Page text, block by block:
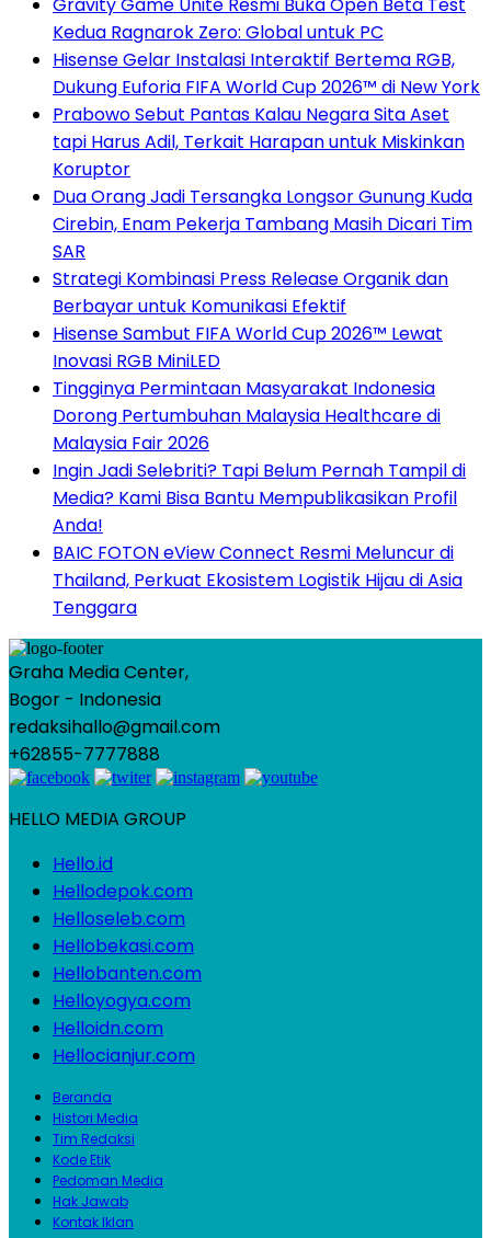
Gravity Game Unite Resmi Buka Open Beta Test
Kedua Ragnarok Zero: Global untuk PC
Hisense Gelar Instalasi Interaktif Bertema RGB,
Dukung Euforia FIFA World Cup 2026™ di New York
Prabowo Sebut Pantas Kalau Negara Sita Aset
tapi Harus Adil, Terkait Harapan untuk Miskinkan
Koruptor
Dua Orang Jadi Tersangka Longsor Gunung Kuda
Cirebin, Enam Pekerja Tambang Masih Dicari Tim
SAR
Strategi Kombinasi Press Release Organik dan
Berbayar untuk Komunikasi Efektif
Hisense Sambut FIFA World Cup 2026™ Lewat
Inovasi RGB MiniLED
Tingginya Permintaan Masyarakat Indonesia
Dorong Pertumbuhan Malaysia Healthcare di
Malaysia Fair 2026
Ingin Jadi Selebriti? Tapi Belum Pernah Tampil di
Media? Kami Bisa Bantu Mempublikasikan Profil
Anda!
BAIC FOTON eView Connect Resmi Meluncur di
Thailand, Perkuat Ekosistem Logistik Hijau di Asia
Tenggara
Graha Media Center,
Bogor - Indonesia
redaksihallo@gmail.com
+62855-7777888
HELLO MEDIA GROUP
Hello.id
Hellodepok.com
Helloseleb.com
Hellobekasi.com
Hellobanten.com
Helloyogya.com
Helloidn.com
Hellocianjur.com
Beranda
Histori Media
Tim Redaksi
Kode Etik
Pedoman Media
Hak Jawab
Kontak Iklan